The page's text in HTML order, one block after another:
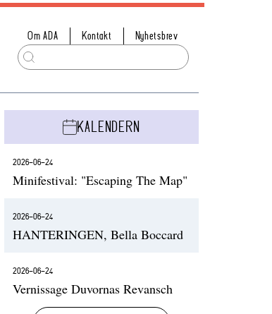
Om ADA Kontakt Nyhetsbrev
KALENDERN
2026-06-24
Minifestival: "Escaping The Map"
2026-06-24
HANTERINGEN, Bella Boccard
2026-06-24
Vernissage Duvornas Revansch